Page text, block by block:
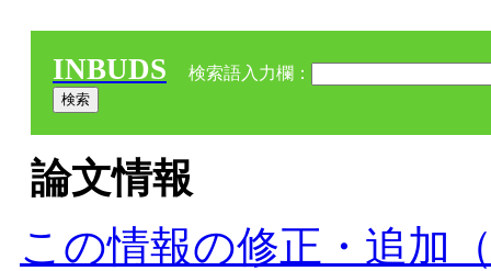
INBUDS 検索語入力欄：
論文情報
この情報の修正・追加